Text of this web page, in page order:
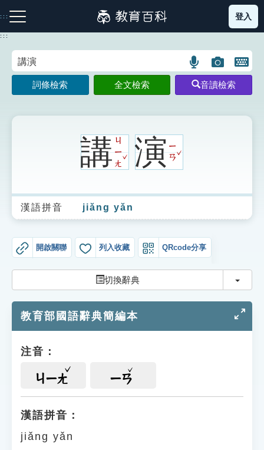
到
主
:::
注音索引圖示 筆畫索引圖示 部首索引表圖示
生字詞彙表
成語故事
索引選單
單字索引
遊戲專區
貓頭鷹博士
登入
:::
語
言
搜
圖
片
搜
開
鍵
圖
詞條檢索 全文檢索 音讀檢索
講ㄐ
ㄧ
ㄤ
ˇ演ㄧ
ㄢ
ˇ
漢語拼音 jiǎng yǎn
開啟關聯 列入收藏 QRcode分享
切換辭典 切換
教育部國語辭典簡編本
注音：
ㄐㄧㄤ ㄧㄢ
漢語拼音：
jiǎng yǎn